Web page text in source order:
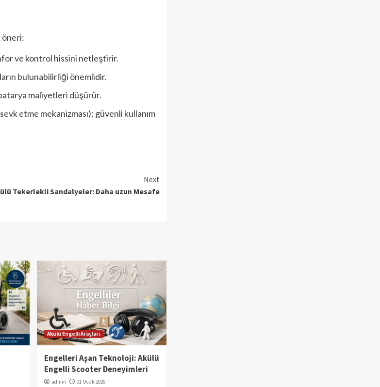
öneri:
ve kontrol hissini netleştirir.
bulunabilirliği önemlidir.
maliyetleri düşürür.
etme mekanizması); güvenli kullanım
Next
Tekerlekli Sandalyeler: Daha uzun Mesafe
Akülü Engelli Araçları
Engelleri Aşan Teknoloji: Akülü
Engelli Scooter Deneyimleri
admin 01 Ocak 2026